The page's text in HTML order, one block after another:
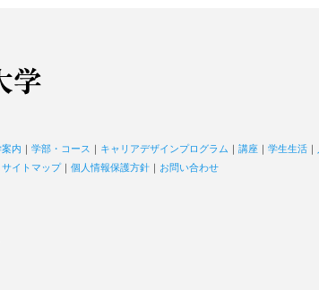
内 ｜ 学部・コース ｜ キャリアデザインプログラム ｜ 講座 ｜ 学生生活 ｜
サイトマップ｜ 個人情報保護方針 ｜ お問い合わせ